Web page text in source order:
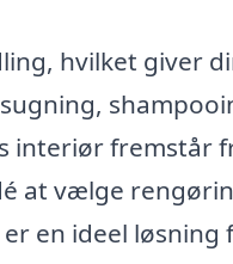
hvilket giver
interiør fremstår
at vælge
en ideel løsning